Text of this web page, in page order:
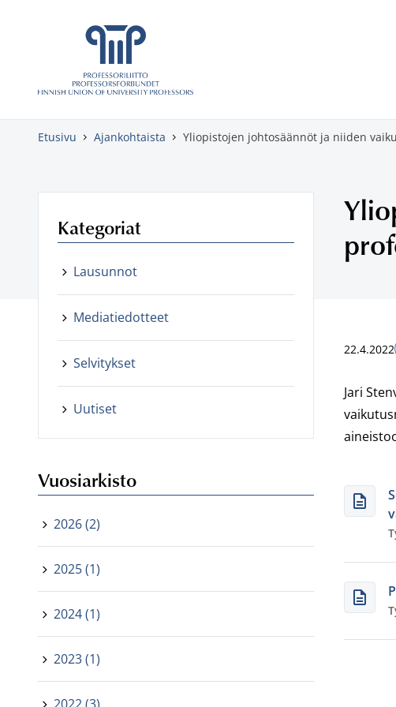
Skippaa sisältö
Etusivu Ajankohtaista Yliopistojen johtosäännöt ja niiden
22.4.2022
Jari
Kategoriat
Lausunnot
Mediatiedotteet
Selvitykset
Uutiset
Vuosiarkisto
2026 (2)
2025 (1)
2024 (1)
2023 (1)